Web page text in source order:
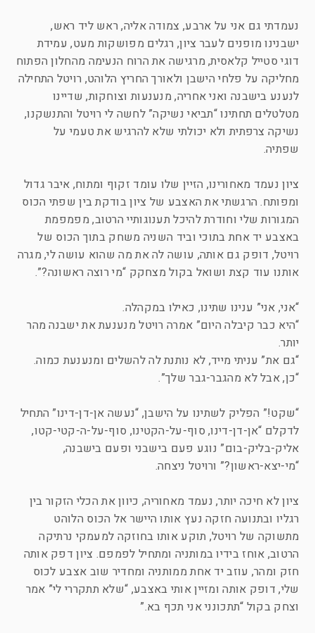
נעמדתי גם אני על ארבע, צמודה אליה, ראש ליד ראש,
ישבנינו מופנים לעבר ציון, רגלים מפושקות מעט, עמידת
דוגי סטייל קלאסית, מרגישה את הרוח הנעימה מהחלון הפתוח
מחליקה על פלחי הישבן ולאורך החריץ הלוהט, רויטל התחילה
לנענע בישבנה ואני אחריה, מנענעות וצוחקות, שדיינו
מטלטלים תחתינו “תביאי נשיקה” לחשה לי רויטל והתנשקנו,
נשיקה צרפתית ולא יכולתי שלא להרגיש את טעמי על
שפתיה.
ציון נעמד מאחורינו, הזיין שלו עומד זקוף ומתוח, איבר גדול
ומפותח. הרגשתי את האצבע של ציון בודקת בין שפתי הכוס
המגורות שלי וחודרת להיכל תענוגותיי הרטוב, מפמפמת
באצבע יד אחת בתוכי וביד השניה משחק בתוך הכוס של
רויטל, דופק גם אותה, עושה לה את מה שהוא עושה לי, מגרה
אותנו עוד קצת ושואל בקול מצחקק “מי רוצה ראשונה?”.
“אני, אני” ענינו שתינו, כאילו במקהלה.
“היא כבר קיבלה היום” אמרה רויטל מנענעת את ישבנה מהר
יותר.
“גם את” עניתי מייד, לא נותנת לה להשלים ומנענעת כמוה.
“כן, אבל לא מהגבר-גבר שלך”.
“שקט!” הפליק לשתינו על הישבן, “נעשה אן-דן-דינו” התחיל
לדקלם “אן-דן-דינו, סוף-על-הקטינו, סוף-על-ה-קטי-קטו,
אליק-בליק-בום” נוגע פעם בישבני ופעם בישבנה,
“מי-יצא-ראשון?” ורויטל ניצחה.
ציון לא חיכה יותר, נעמד מאחוריה, כיוון את הכלי הזקור בין
רגליו ובתנועה חזקה נעץ אותו היישר אל הכוס הלוהט
מתשוקה של רויטל, תוקע אותו בחוזקה למעמקי נרתיקה
הרטוב, אוחז בידיו במותניה ומתחיל לפמפם. ציון דפק אותה
חזק ומהר, עוזב יד אחת ממותניה ומחדיר שוב אצבע לכוס
שלי, דופק אותה ומזיין אותי באצבע, “שלא תתקררי לי” אמר
וצחק בקול “תתכונני אני תכף בא.”